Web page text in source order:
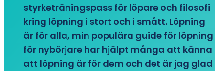
styrketräningspass för löpare och filosofi
kring löpning i stort och i smått. Löpning
är för alla, min populära guide för löpning
för nybörjare har hjälpt många att känna
att löpning är för dem och det är jag glad